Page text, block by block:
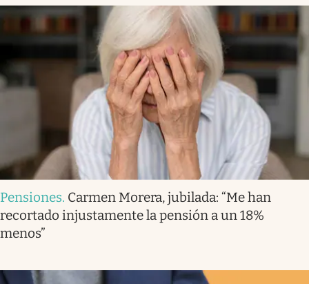
Pensiones. Carmen Morera, jubilada: “Me han
recortado injustamente la pensión a un 18%
menos”